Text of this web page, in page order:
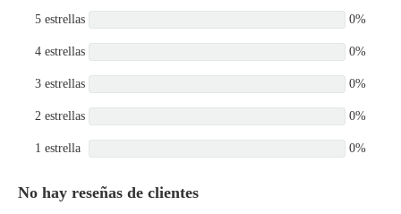
5 estrellas 0%
4 estrellas 0%
3 estrellas 0%
2 estrellas 0%
1 estrella 0%
No hay reseñas de clientes